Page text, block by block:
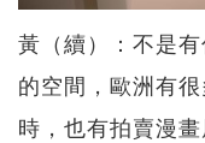
黃（續）：不是
的空間，歐洲有
時，也有拍賣漫